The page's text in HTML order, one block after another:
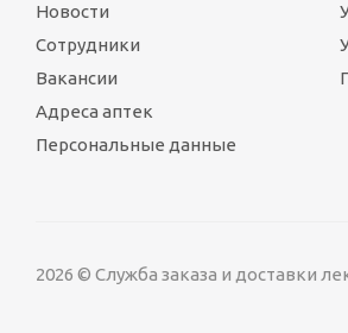
Новости
Сотрудники
Вакансии
Адреса аптек
Персональные данные
2026 © Служба заказа и доставки